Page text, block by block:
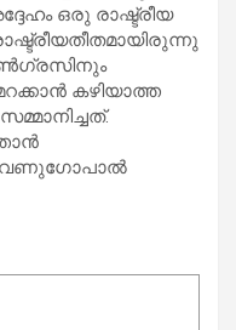
ഒരു രാഷ്ട്രീയ
കഴിയാത്ത
വേണുഗോപാല്‍